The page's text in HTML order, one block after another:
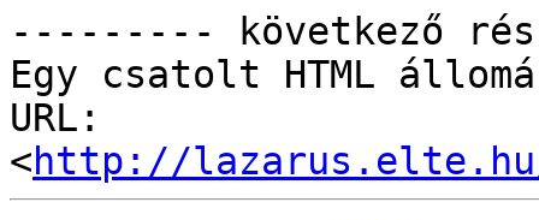
--------- következő
Egy csatolt HTML
URL:
<http://lazarus.elte.hu/